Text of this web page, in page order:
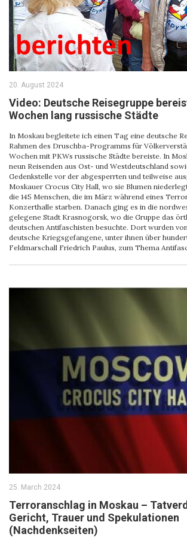
20. August 2024
Video: Deutsche Reisegruppe
Wochen lang russische Städte
In Moskau begleitete ich einen Tag eine deutsche
Rahmen des Druschba-Programms für
Wochen mit PKWs russische Städte bereiste. In
neun Reisenden aus Ost- und Westdeutschland
Gedenkstelle vor der abgesperrten und teilweise
Moskauer Crocus City Hall, wo sie Blumen
die 145 Menschen, die im März während eines
Konzerthalle starben. Danach ging es in die
gelegene Stadt Krasnogorsk, wo die Gruppe das
deutschen Antifaschisten besuchte. Dort wurden von
deutsche Kriegsgefangene, unter ihnen über
Feldmarschall Friedrich Paulus, zum Thema
25. March 2024
Terroranschlag in Moskau –
Gericht, Trauer und Spekulationen
(Nachdenkseiten)